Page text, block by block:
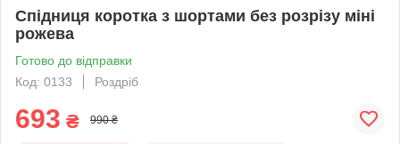
Спідниця коротка з шортами без розрізу міні
рожева
Готово до відправки
Код: 0133
Роздріб
693 ₴ 990 ₴